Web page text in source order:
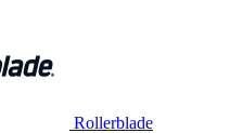
Rollerblade